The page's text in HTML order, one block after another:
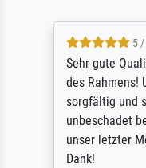
5
Sehr gute
des Rahmens!
sorgfältig und
unbeschadet
unser letzter
Dank!